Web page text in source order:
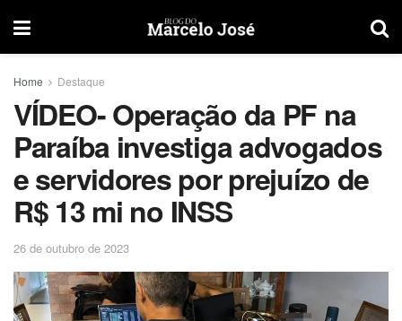
Home Destaque
VÍDEO- Operação da PF na
Paraíba investiga advogados
e servidores por prejuízo de
R$ 13 mi no INSS
26 de outubro de 2023